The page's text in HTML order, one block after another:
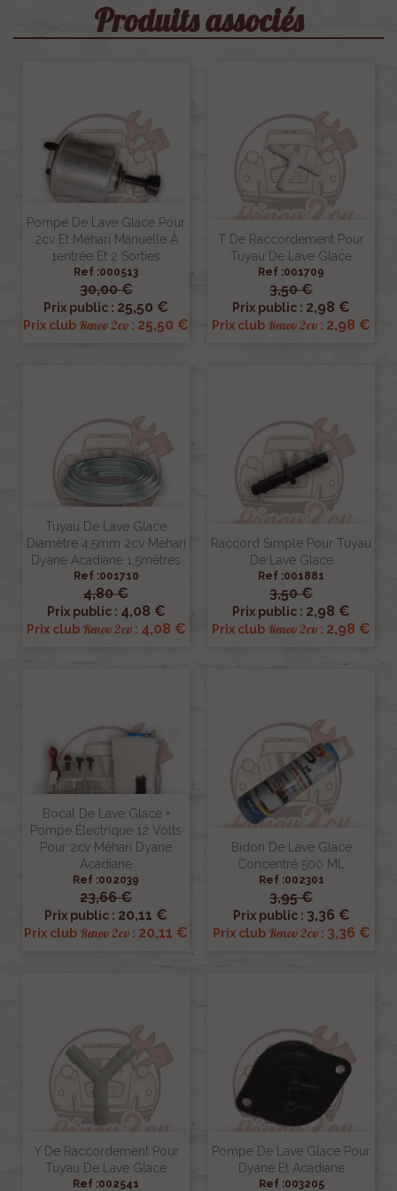
Produits associés
Pompe De Lave Glace Pour
2cv Et Méhari Manuelle À
1entrée Et 2 Sorties
Ref :000513
30,00 €
Prix public : 25,50 €
Prix club Renov 2cv : 25,50 €
T De Raccordement Pour
Tuyau De Lave Glace
Ref :001709
3,50 €
Prix public : 2,98 €
Prix club Renov 2cv : 2,98 €
Tuyau De Lave Glace
Diamètre 4,5mm 2cv Mehari
Dyane Acadiane 1,5mètres
Ref :001710
4,80 €
Prix public : 4,08 €
Prix club Renov 2cv: 4,08 €
Raccord Simple Pour Tuyau
De Lave Glace
Ref :001881
3,50 €
Prix public : 2,98 €
Prix club Renov 2cv : 2,98 €
Bocal De Lave Glace +
Pompe Électrique 12 Volts
Pour 2cv Méhari Dyane
Acadiane
Ref :002039
23,66 €
Prix public : 20,11 €
Prix club Renov 2cv : 20,11 €
Bidon De Lave Glace
Concentré 500 ML
Ref :002301
3,95 €
Prix public : 3,36 €
Prix club Renov 2cv: 3,36 €
Y De Raccordement Pour
Tuyau De Lave Glace
Ref :002541
Pompe De Lave Glace Pour
Dyane Et Acadiane
Ref :003205